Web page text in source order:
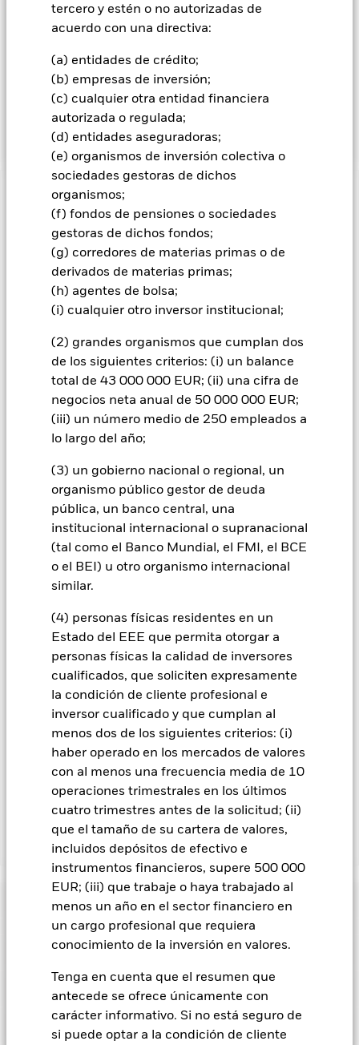
tercero y estén o no autorizadas de
acuerdo con una directiva:
(a) entidades de crédito;
(b) empresas de inversión;
(c) cualquier otra entidad financiera
autorizada o regulada;
(d) entidades aseguradoras;
(e) organismos de inversión colectiva o
sociedades gestoras de dichos
organismos;
(f) fondos de pensiones o sociedades
gestoras de dichos fondos;
(g) corredores de materias primas o de
derivados de materias primas;
(h) agentes de bolsa;
(i) cualquier otro inversor institucional;
(2) grandes organismos que cumplan dos
de los siguientes criterios: (i) un balance
total de 43 000 000 EUR; (ii) una cifra de
negocios neta anual de 50 000 000 EUR;
(iii) un número medio de 250 empleados a
lo largo del año;
(3) un gobierno nacional o regional, un
organismo público gestor de deuda
pública, un banco central, una
institucional internacional o supranacional
(tal como el Banco Mundial, el FMI, el BCE
o el BEI) u otro organismo internacional
similar.
(4) personas físicas residentes en un
Estado del EEE que permita otorgar a
personas físicas la calidad de inversores
cualificados, que soliciten expresamente
la condición de cliente profesional e
inversor cualificado y que cumplan al
menos dos de los siguientes criterios: (i)
haber operado en los mercados de valores
con al menos una frecuencia media de 10
operaciones trimestrales en los últimos
cuatro trimestres antes de la solicitud; (ii)
que el tamaño de su cartera de valores,
incluidos depósitos de efectivo e
instrumentos financieros, supere 500 000
EUR; (iii) que trabaje o haya trabajado al
menos un año en el sector financiero en
un cargo profesional que requiera
conocimiento de la inversión en valores.
Tenga en cuenta que el resumen que
antecede se ofrece únicamente con
carácter informativo. Si no está seguro de
si puede optar a la condición de cliente
sean fondos con un estatus acorde con el Reglamento SFDR
(véase el folleto para obtener más información). El Fondo no
exposiciones del Fondo pueden variar con el tiempo, se
pretende que su exposición directa e indirecta a valores de
renta variable sea del 20 % de su Valor Liquidativo, y que su
exposición directa e indirecta a valores de renta fija sea del
80 % de su Valor Liquidativo.
INFORMACIÓN IMPORTANTE: Capital en Riesgo.
de las inversiones y los ingresos derivados de ellas pueden
subir o bajar, y no están garantizados. Es posible que los
inversores no recuperen la cantidad invertida originalmente.
El valor de los títulos de renta variable y los asimilados a
acciones se puede ver afectado por los movimientos diarios
del mercado bursátil. Entre otros factores que influyen están
beneficios empresariales y los hechos societarios de
importancia.El riesgo de crédito, los cambios en los tipos de
interés y/o los incumplimientos de los emisores tendrán un
impacto significativo en el comportamiento de los títulos de
renta fija. Las rebajas de la calificación de solvencia
potenciales o reales pueden incrementar el nivel de riesgo.
Todas las clases de acciones con cobertura de divisas de este
uso de derivados para una clase de acciones podría conllevar
un posible riesgo de contagio (también denominado «spill-
over») a otras clases de acciones del fondo. La sociedad
gestora del fondo se asegurará de que se dispone de los
procedimientos adecuados para minimizar el riesgo de
contagio a otras clases de acciones. En el menú desplegable
que figura justo debajo del nombre del fondo, podrá ver un
listado de todas las clases de acciones del fondo: las clases de
palabra «Hedged» en su nombre. Además, el listado
completo de todas las clases de acciones con cobertura de
divisas está disponible mediante solicitud a la sociedad
gestora del fondo.
En la medida en que el Fondo opere en préstamos de valores
para reducir los gastos, el propio Fondo percibirá el 62,5% de
los ingresos asociadas que se generen, y el 37,5% restante se
recibirá por BlackRock en calidad de agente de préstamo de
valores. Debido a que el reparto de los ingresos por préstamos
de valores no incrementa los costes de funcionamiento del
Fondo, esto ha quedado excluido de los gastos corrientes.
BGF MyMap Cautious Fund
Rentabilidad
Rentabilidad
impagos de los emisores tendrán un impacto significativo en
la rentabilidad de los títulos de renta fija. Las rebajas de la
calificación de solvencia potenciales o reales pueden
incrementar el nivel de riesgo.
El valor de los títulos de renta
variable y los títulos relacionados con la renta variable se
puede ver afectado por los movimientos diarios del mercado
Datos clave
Activos netos del Fondo
a 06 ago 2026
EUR 15.467.481
Fecha de lanzamiento del
15 dic 2021
Características del Fondo
Número de posiciones
Indicador de riesgo